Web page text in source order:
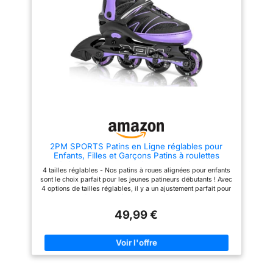
patins à roulettes sont
parfaitement adaptés aux pieds
en croissance : facilement
réglables entre 4 tailles (S : 30-
33, M : 34-37, L : 38-41) —
idéal pour les enfants de 4 ans
et plus. Ainsi, le set peut être
utilisé pendant plusieurs
stabilité et vitesse: Le cadre en
soutien stable avec une
capacité de charge maximale
en polyuréthane 82A à
glissement fluide et les
roulements de précision ABEC-
préinstallé permet un freinage
enfants un meilleur contrôle et la
frein unique sur le patin droit
vous aide à freiner lorsque vous
vous arrêtez et réduisez
également les collisions.
Confortable et robuste] - Le
chausson intérieur épais
protège la cheville contre les
blessures lors du patinage. Le
design en maille respirante
cadeau pour les enfants, les
adolescents] - Que ce soit pour
le patinage peut entraîner votre
coordination physique et
renforcer votre condition
cadeau parfait pour différentes
parents et amis enfants.
satisfaction est notre priorité.
2PM SPORTS Patins en Ligne réglables pour
Enfants, Filles et Garçons Patins à roulettes
4 tailles réglables - Nos patins à roues alignées pour enfants
sont le choix parfait pour les jeunes patineurs débutants ! Avec
4 options de tailles réglables, il y a un ajustement parfait pour
parfait pour les pieds en croissance de votre enfant. Roues en
polyuréthane à rebond élevé offre une résistance durable et
une adhérence stable aux jeunes patineurs. Performance de
premier ordre - Nos patins à roues alignées sont conçus pour
49,99 €